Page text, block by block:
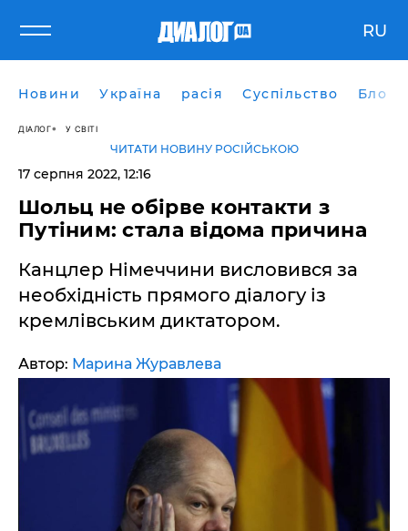
RU
Новини Україна расія Суспільство Блоги
ДІАЛОГ У СВІТІ
ЧИТАТИ НОВИНУ РОСІЙСЬКОЮ
17 серпня 2022, 12:16
Шольц не обірве контакти з
Путіним: стала відома причина
Канцлер Німеччини висловився за
необхідність прямого діалогу із
кремлівським диктатором.
Автор: Марина Журавлева